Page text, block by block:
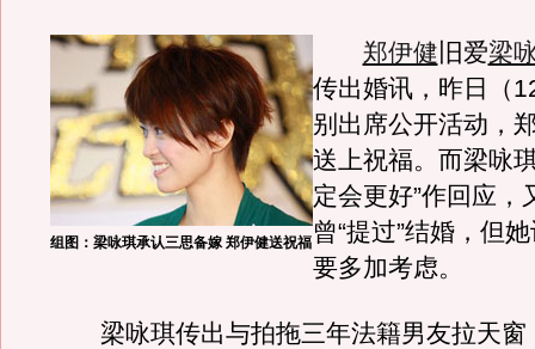
组图：梁咏琪承认三思备嫁 郑伊健送祝福
郑伊健 旧爱梁
传出婚讯，昨日（
别出席公开活动，
送上祝福。而梁咏
定会更好”作回应，
曾“提过”结婚，但
要多加考虑。
梁咏琪传出与拍拖三年法籍男友拉天窗